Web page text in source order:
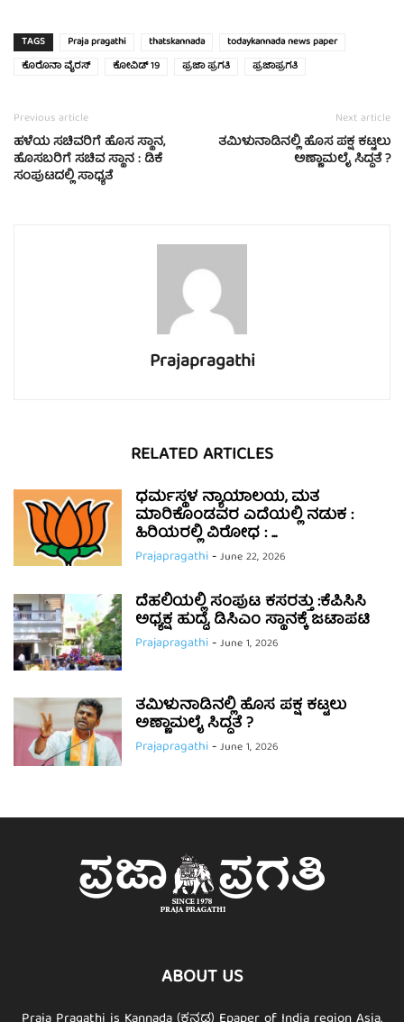
TAGS Praja pragathi thatskannada
todaykannada news paper
ಕೊರೊನಾ ವೈರಸ್
ಕೋವಿಡ್ 19 ಪ್ರಜಾ ಪ್ರಗತಿ ಪ್ರಜಾಪ್ರಗತಿ
Previous article
ಹಳೆಯ ಸಚಿವರಿಗೆ ಹೊಸ ಸ್ಥಾನ,
ಹೊಸಬರಿಗೆ ಸಚಿವ ಸ್ಥಾನ : ಡಿಕೆ
ಸಂಪುಟದಲ್ಲಿ ಸಾಧ್ಯತೆ
Next article
ತಮಿಳುನಾಡಿನಲ್ಲಿ ಹೊಸ ಪಕ್ಷ ಕಟ್ಟಲು
ಅಣ್ಣಾಮಲೈ ಸಿದ್ಧತೆ ?
Prajapragathi
RELATED ARTICLES
ಧರ್ಮಸ್ಥಳ ನ್ಯಾಯಾಲಯ, ಮತ
ಮಾರಿಕೊಂಡವರ ಎದೆಯಲ್ಲಿ ನಡುಕ :
ಹಿರಿಯರಲ್ಲಿ ವಿರೋಧ : ...
Prajapragathi-June 22, 2026
ದೆಹಲಿಯಲ್ಲಿ ಸಂಪುಟ ಕಸರತ್ತು :ಕೆಪಿಸಿಸಿ
ಅಧ್ಯಕ್ಷ ಹುದ್ದೆ, ಡಿಸಿಎಂ ಸ್ಥಾನಕ್ಕೆ ಜಟಾಪಟಿ
Prajapragathi-June 1, 2026
ತಮಿಳುನಾಡಿನಲ್ಲಿ ಹೊಸ ಪಕ್ಷ ಕಟ್ಟಲು
ಅಣ್ಣಾಮಲೈ ಸಿದ್ಧತೆ ?
Prajapragathi-June 1, 2026
ABOUT US